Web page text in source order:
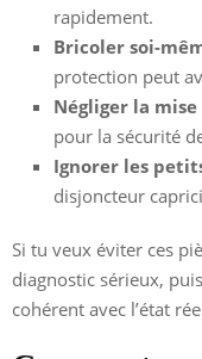
rapidement.
Bricoler soi-
protection peut
Négliger la
pour la sécurité
Ignorer les
disjoncteur
Si tu veux éviter ces
diagnostic sérieux,
cohérent avec l’état